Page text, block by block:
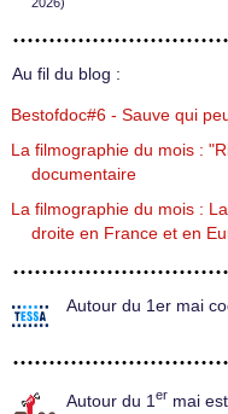
Au fil du blog :
Bestofdoc#6 - Sauve qui
La filmographie du mois :
documentaire
La filmographie du mois :
droite en France et en
Autour du 1er mai
Autour du 1 er mai